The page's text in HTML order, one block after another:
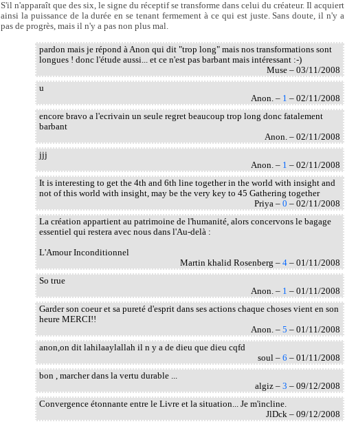
S'il n'apparaît que des six, le signe du réceptif se transforme dans celui du créateur. Il acquiert
ainsi la puissance de la durée en se tenant fermement à ce qui est juste. Sans doute, il n'y a
pas de progrès, mais il n'y a pas non plus mal.
pardon mais je répond à Anon qui dit "trop long" mais nos transformations sont
longues ! donc l'étude aussi... et ce n'est pas barbant mais intéressant :-)
Muse – 03/11/2008
u
Anon. – 1 – 02/11/2008
encore bravo a l'ecrivain un seule regret beaucoup trop long donc fatalement
barbant
Anon. – 02/11/2008
jjj
Anon. – 1 – 02/11/2008
It is interesting to get the 4th and 6th line together in the world with insight and
not of this world with insight, may be the very key to 45 Gathering together
Priya – 0 – 02/11/2008
La création appartient au patrimoine de l'humanité, alors concervons le bagage
essentiel qui restera avec nous dans l'Au-delà :
L'Amour Inconditionnel
Martin khalid Rosenberg – 4 – 01/11/2008
So true
Anon. – 1 – 01/11/2008
Garder son coeur et sa pureté d'esprit dans ses actions chaque choses vient en son
heure MERCI!!
Anon. – 5 – 01/11/2008
anon,on dit lahilaaylallah il n y a de dieu que dieu cqfd
soul – 6 – 01/11/2008
bon , marcher dans la vertu durable ...
algiz – 3 – 09/12/2008
Convergence étonnante entre le Livre et la situation... Je m'incline.
JlDck – 09/12/2008